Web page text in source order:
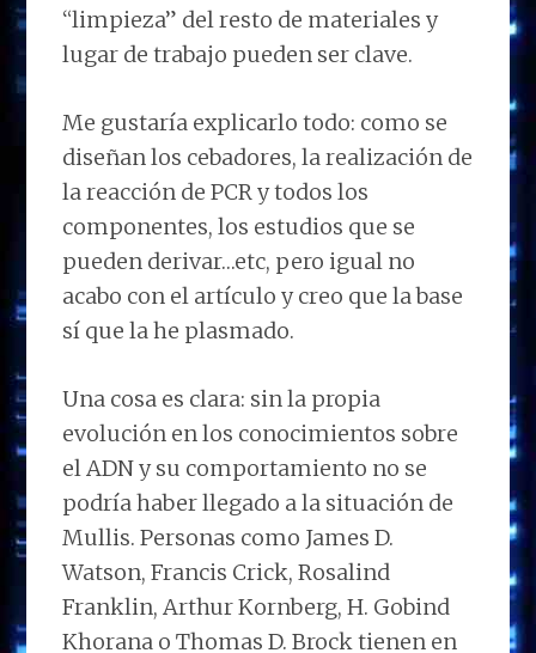
“limpieza” del resto de materiales y
lugar de trabajo pueden ser clave.
Me gustaría explicarlo todo: como se
diseñan los cebadores, la realización de
la reacción de PCR y todos los
componentes, los estudios que se
pueden derivar…etc, pero igual no
acabo con el artículo y creo que la base
sí que la he plasmado.
Una cosa es clara: sin la propia
evolución en los conocimientos sobre
el ADN y su comportamiento no se
podría haber llegado a la situación de
Mullis. Personas como James D.
Watson, Francis Crick, Rosalind
Franklin, Arthur Kornberg, H. Gobind
Khorana o Thomas D. Brock tienen en